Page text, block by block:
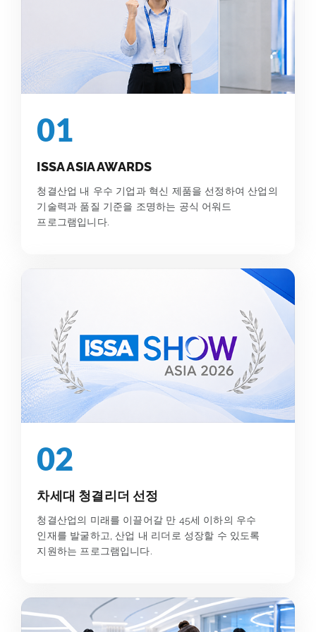
01
ISSA ASIA AWARDS
청결산업 내 우수 기업과 혁신 제품을 선정하여 산업의
기술력과 품질 기준을 조명하는 공식 어워드
프로그램입니다.
02
차세대 청결리더 선정
청결산업의 미래를 이끌어갈 만 45세 이하의 우수
인재를 발굴하고, 산업 내 리더로 성장할 수 있도록
지원하는 프로그램입니다.